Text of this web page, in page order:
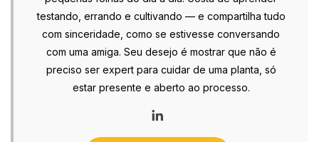
testando, errando e cultivando — e compartilha tudo
com sinceridade, como se estivesse conversando
com uma amiga. Seu desejo é mostrar que não é
preciso ser expert para cuidar de uma planta, só
estar presente e aberto ao processo.